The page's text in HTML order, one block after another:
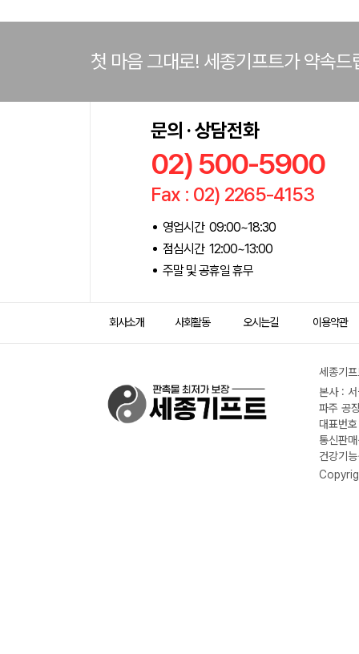
첫 마음 그대로! 세종기프트가 약속드
문의 · 상담전화
02) 500-5900
Fax : 02) 2265-4153
영업시간 09:00~18:30
점심시간 12:00~13:00
주말 및 공휴일 휴무
회사소개 사회활동 오시는길 이용약관
세종기
본사 :
파주 공
대표번
통신판
건강기